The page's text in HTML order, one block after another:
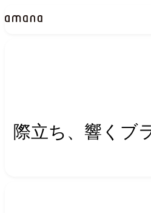
Insightsインサ
際立ち、響くブ